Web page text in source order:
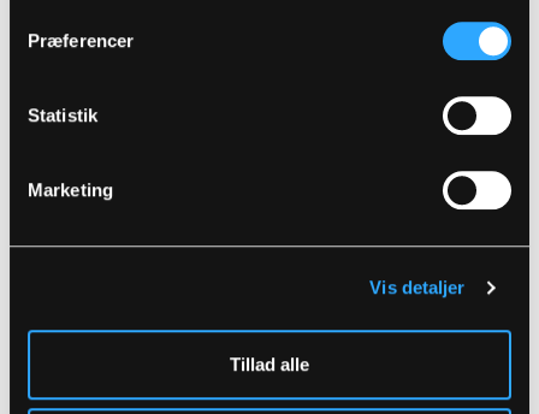
Præferencer
Statistik
Marketing
Vis detaljer
Tillad alle
VINDJAKKE SOFTSHELL JAKKE
XXS